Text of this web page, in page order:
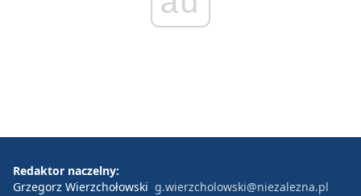
Redaktor naczelny:
Grzegorz Wierzchołowski g.wierzcholowski@niezalezna.pl